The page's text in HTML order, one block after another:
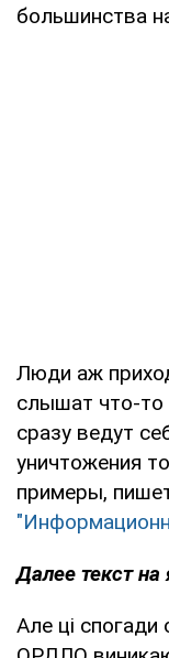
большинства
Люди аж
слышат что-то
сразу ведут
уничтожения
примеры,
Далее текст на
Але ці спогади